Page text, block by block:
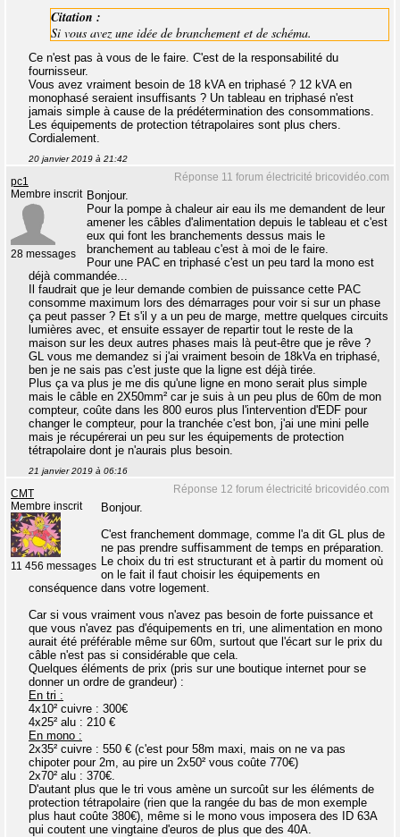
Citation :
Si vous avez une idée de branchement et de schéma.
Ce n'est pas à vous de le faire. C'est de la responsabilité du
fournisseur.
Vous avez vraiment besoin de 18 kVA en triphasé ? 12 kVA en
monophasé seraient insuffisants ? Un tableau en triphasé n'est
jamais simple à cause de la prédétermination des consommations.
Les équipements de protection tétrapolaires sont plus chers.
Cordialement.
20 janvier 2019 à 21:42
Réponse 11 forum électricité bricovidéo.com
pc1
Membre inscrit
28 messages
Bonjour.
Pour la pompe à chaleur air eau ils me demandent de leur
amener les câbles d'alimentation depuis le tableau et c'est
eux qui font les branchements dessus mais le
branchement au tableau c'est à moi de le faire.
Pour une PAC en triphasé c'est un peu tard la mono est
déjà commandée...
Il faudrait que je leur demande combien de puissance cette PAC
consomme maximum lors des démarrages pour voir si sur un phase
ça peut passer ? Et s'il y a un peu de marge, mettre quelques circuits
lumières avec, et ensuite essayer de repartir tout le reste de la
maison sur les deux autres phases mais là peut-être que je rêve ?
GL vous me demandez si j'ai vraiment besoin de 18kVa en triphasé,
ben je ne sais pas c'est juste que la ligne est déjà tirée.
Plus ça va plus je me dis qu'une ligne en mono serait plus simple
mais le câble en 2X50mm² car je suis à un peu plus de 60m de mon
compteur, coûte dans les 800 euros plus l'intervention d'EDF pour
changer le compteur, pour la tranchée c'est bon, j'ai une mini pelle
mais je récupérerai un peu sur les équipements de protection
tétrapolaire dont je n'aurais plus besoin.
21 janvier 2019 à 06:16
Réponse 12 forum électricité bricovidéo.com
CMT
Membre inscrit
11 456 messages
Bonjour.
C'est franchement dommage, comme l'a dit GL plus de
ne pas prendre suffisamment de temps en préparation.
Le choix du tri est structurant et à partir du moment où
on le fait il faut choisir les équipements en
conséquence dans votre logement.
Car si vous vraiment vous n'avez pas besoin de forte puissance et
que vous n'avez pas d'équipements en tri, une alimentation en mono
aurait été préférable même sur 60m, surtout que l'écart sur le prix du
câble n'est pas si considérable que cela.
Quelques éléments de prix (pris sur une boutique internet pour se
donner un ordre de grandeur) :
En tri :
4x10² cuivre : 300€
4x25² alu : 210 €
En mono :
2x35² cuivre : 550 € (c'est pour 58m maxi, mais on ne va pas
chipoter pour 2m, au pire un 2x50² vous coûte 770€)
2x70² alu : 370€.
D'autant plus que le tri vous amène un surcoût sur les éléments de
protection tétrapolaire (rien que la rangée du bas de mon exemple
plus haut coûte 380€), même si le mono vous imposera des ID 63A
qui coutent une vingtaine d'euros de plus que des 40A.